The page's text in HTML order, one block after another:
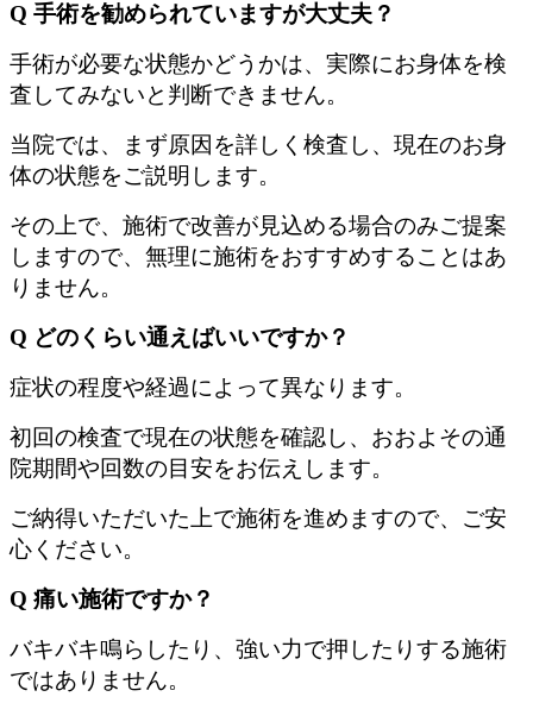
Q 手術を勧められていますが大丈夫？
手術が必要な状態かどうかは、実際にお身体を検
査してみないと判断できません。
当院では、まず原因を詳しく検査し、現在のお身
体の状態をご説明します。
その上で、施術で改善が見込める場合のみご提案
しますので、無理に施術をおすすめすることはあ
りません。
Q どのくらい通えばいいですか？
症状の程度や経過によって異なります。
初回の検査で現在の状態を確認し、おおよその通
院期間や回数の目安をお伝えします。
ご納得いただいた上で施術を進めますので、ご安
心ください。
Q 痛い施術ですか？
バキバキ鳴らしたり、強い力で押したりする施術
ではありません。